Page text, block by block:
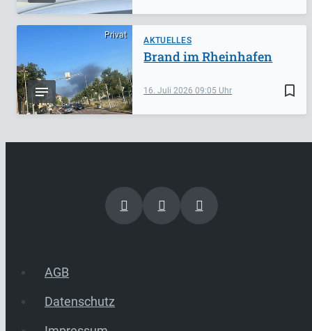
Privat
AKTUELLES
bookmark_border
16. Juli 202609:05
Brand im Rheinhafen
AGB
Datenschutz